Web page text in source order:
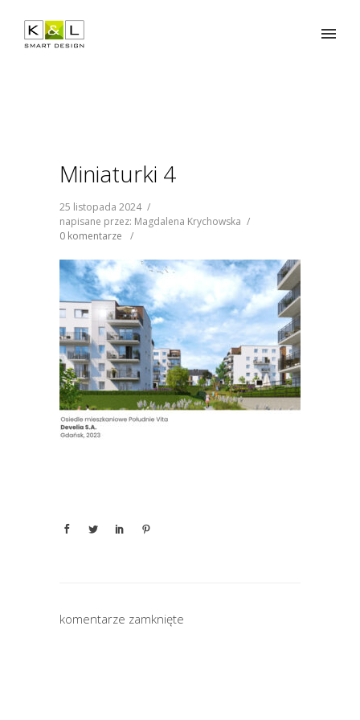
Miniaturki 4
25 listopada 2024 /
napisane przez: Magdalena Krychowska /
0 komentarze
/
komentarze zamknięte